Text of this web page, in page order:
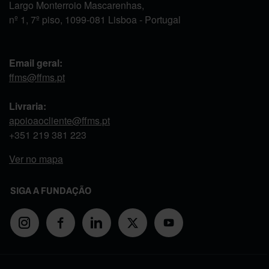
Largo Monterroio Mascarenhas,
nº 1, 7º piso, 1099-081 Lisboa - Portugal
Email geral:
ffms@ffms.pt
Livraria:
apoioaocliente@ffms.pt
+351 219 381 223
Ver no mapa
SIGA A FUNDAÇÃO